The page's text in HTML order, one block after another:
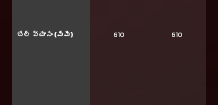
బేల్ వ్యాసం (మిమీ) 610 610